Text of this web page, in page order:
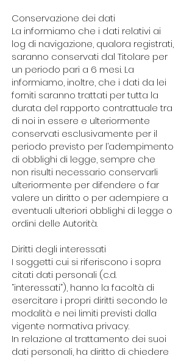
Conservazione dei dati
La informiamo che i dati relativi ai
log di navigazione, qualora registrati,
saranno conservati dal Titolare per
un periodo pari a 6 mesi. La
informiamo, inoltre, che i dati da lei
forniti saranno trattati per tutta la
durata del rapporto contrattuale tra
di noi in essere e ulteriormente
conservati esclusivamente per il
periodo previsto per l’adempimento
di obblighi di legge, sempre che
non risulti necessario conservarli
ulteriormente per difendere o far
valere un diritto o per adempiere a
eventuali ulteriori obblighi di legge o
ordini delle Autorità.
Diritti degli interessati
I soggetti cui si riferiscono i sopra
citati dati personali (c.d.
“interessati”), hanno la facoltà di
esercitare i propri diritti secondo le
modalità e nei limiti previsti dalla
vigente normativa privacy.
In relazione al trattamento dei suoi
dati personali, ha diritto di chiedere